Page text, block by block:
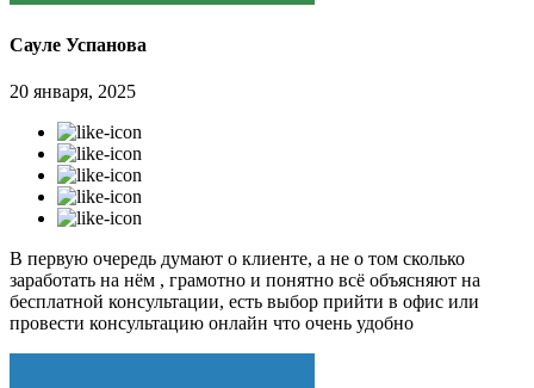
Сауле Успанова
20 января, 2025
В первую очередь думают о клиенте, а не о том сколько
заработать на нём , грамотно и понятно всё объясняют на
бесплатной консультации, есть выбор прийти в офис или
провести консультацию онлайн что очень удобно